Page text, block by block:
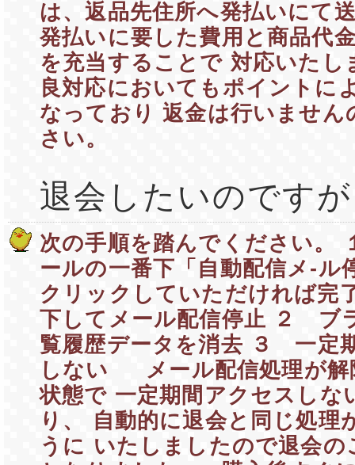
は、返品先住所へ発払いにて
発払いに要した費用と商品代
を充当することで 対応いたし
良対応においてもポイントに
なっており 返金は行いません
さい。
退会したいのですが
次の手順を踏んでください
ールの一番下「自動配信メ-ル
クリックしていただければ完
下してメール配信停止 ２ ブ
覧履歴データを消去 ３ 一定
しない メール配信処理が解
状態で 一定期間アクセスしな
り、 自動的に退会と同じ処理
うに いたしましたので退会の